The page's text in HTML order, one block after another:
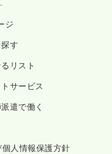
ジ
す
リスト
サービス
遣で働く
人情報保護方針